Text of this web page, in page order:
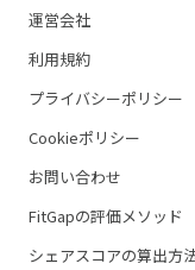
運営会社
利用規約
プライバシーポリシー
Cookieポリシー
お問い合わせ
FitGapの評価メソッド
シェアスコアの算出方